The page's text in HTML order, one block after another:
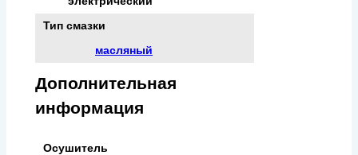
Тип смазки
масляный
Дополнительная
информация
Осушитель